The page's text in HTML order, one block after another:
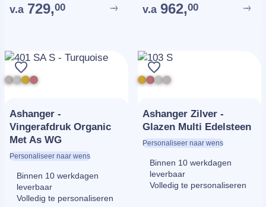
v.a 729,00 v.a 962,00
Ashanger -
Vingerafdruk Organic
Met As WG
Personaliseer naar wens
Binnen 10 werkdagen
leverbaar
Volledig te personaliseren
Ashanger Zilver -
Glazen Multi Edelsteen
Personaliseer naar wens
Binnen 10 werkdagen
leverbaar
Volledig te personaliseren